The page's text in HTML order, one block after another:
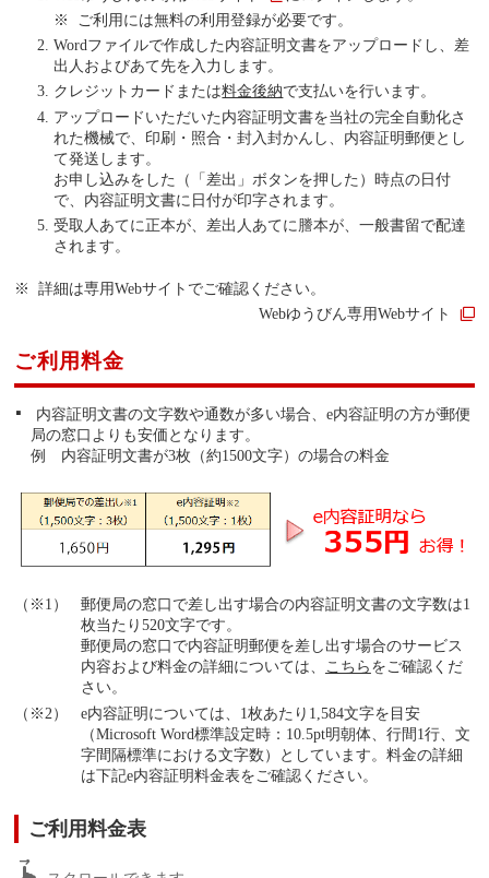
ご利用には無料の利用登録が必要です。
Wordファイルで作成した内容証明文書をアップロードし、差
出人およびあて先を入力します。
クレジットカードまたは料金後納で支払いを行います。
アップロードいただいた内容証明文書を当社の完全自動化さ
れた機械で、印刷・照合・封入封かんし、内容証明郵便とし
て発送します。
お申し込みをした（「差出」ボタンを押した）時点の日付
で、内容証明文書に日付が印字されます。
受取人あてに正本が、差出人あてに謄本が、一般書留で配達
されます。
詳細は専用Webサイトでご確認ください。
Webゆうびん専用Webサイト
ご利用料金
内容証明文書の文字数や通数が多い場合、e内容証明の方が郵便
局の窓口よりも安価となります。
例 内容証明文書が3枚（約1500文字）の場合の料金
郵便局の窓口で差し出す場合の内容証明文書の文字数は1
枚当たり520文字です。
郵便局の窓口で内容証明郵便を差し出す場合のサービス
内容および料金の詳細については、 こちらをご確認くだ
さい。
e内容証明については、1枚あたり1,584文字を目安
（Microsoft Word標準設定時：10.5pt明朝体、行間1行、文
字間隔標準における文字数）としています。料金の詳細
は下記e内容証明料金表をご確認ください。
ご利用料金表